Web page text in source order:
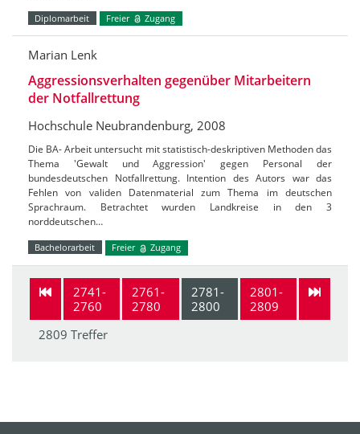
Diplomarbeit Freier Zugang
Marian Lenk
Aggressionsverhalten gegenüber Mitarbeitern
der Notfallrettung
Hochschule Neubrandenburg, 2008
Die BA- Arbeit untersucht mit statistisch-deskriptiven Methoden das
Thema 'Gewalt und Aggression' gegen Personal der
bundesdeutschen Notfallrettung. Intention des Autors war das
Fehlen von validen Datenmaterial zum Thema im deutschen
Sprachraum. Betrachtet wurden Landkreise in den 3
norddeutschen…
Bachelorarbeit Freier Zugang
2741-
2760
2761-
2780
2781-
2800
2801-
2809
2809 Treffer